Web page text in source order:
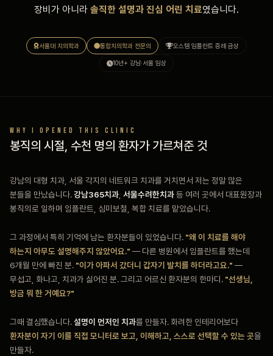
장비가 아니라 솔직한 설명과 진심 어린 치료였습니다.
서울대 치의학과 통합치의학과 전문의 오스템 임플란트 증례 금상
10년+ 강남·서울 임상
WHY I OPENED THIS CLINIC
봉직의 시절, 수천 명의 환자가 가르쳐준 것
강남의 대형 치과, 서울 각지의 네트워크 치과를 거치면서 저는 정말 많은
분들을 만났습니다.강남365치과 서울수려한치과등 여러 곳에서 대표원장과
봉직의로 일하며 임플란트, 심미보철, 복합 치료를 맡았습니다.
그 과정에서 특히 기억에 남는 환자분들이 있었습니다. "왜 이 치료를 해야
하는지 아무도 설명해주지 않았어요." — 다른 병원에서 임플란트를 했는데
6개월 만에 빠진 분. "이가 아파서 갔더니 갑자기 발치를 하더라고요." —
무섭고, 화나고, 치과가 싫어진 분. 그리고 어르신 환자분의 한마디. "선생님,
방금 뭐 한 거예요?"
그때 결심했습니다.설명이 먼저인 치과를 만들자. 화려한 인테리어보다
환자분이 자기 이를 직접 모니터로 보고, 이해하고, 스스로 선택할 수 있는 곳을
만들자.